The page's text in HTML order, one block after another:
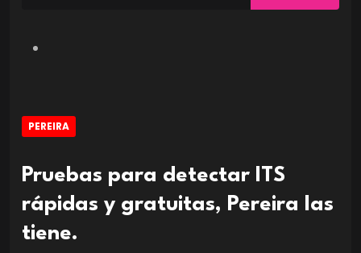
PEREIRA
Pruebas para detectar ITS
rápidas y gratuitas, Pereira las
tiene.